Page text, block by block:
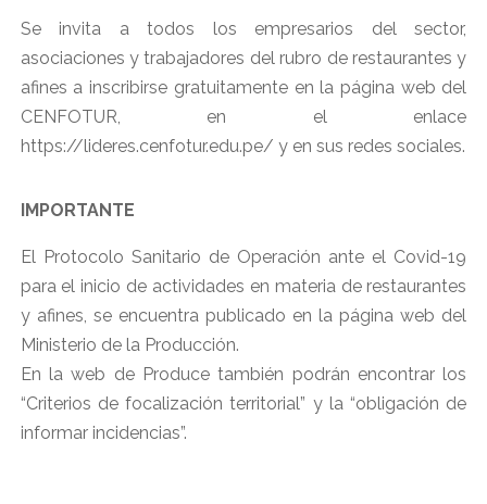
Se invita a todos los empresarios del sector,
asociaciones y trabajadores del rubro de restaurantes y
afines a inscribirse gratuitamente en la página web del
CENFOTUR, en el enlace
https://lideres.cenfotur.edu.pe/ y en sus redes sociales.
IMPORTANTE
El Protocolo Sanitario de Operación ante el Covid-19
para el inicio de actividades en materia de restaurantes
y afines, se encuentra publicado en la página web del
Ministerio de la Producción.
En la web de Produce también podrán encontrar los
“Criterios de focalización territorial” y la “obligación de
informar incidencias”.